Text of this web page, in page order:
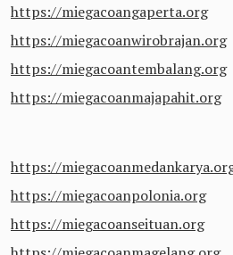
https://miegacoangaperta.org
https://miegacoanwirobrajan.org
https://miegacoantembalang.org
https://miegacoanmajapahit.org
https://
https://miegacoanpolonia.org
https://miegacoanseituan.org